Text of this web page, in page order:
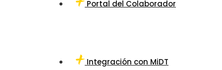
Portal del Colaborador
Integración con MiDT